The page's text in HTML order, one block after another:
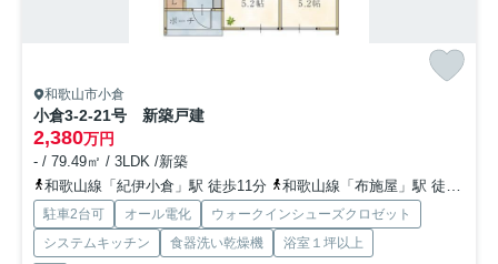
和歌山市小倉
小倉3-2-21号 新築戸建
2,380万円
- / 79.49㎡ / 3LDK /新築
和歌山線「紀伊小倉」駅 徒歩11分
和歌山線「布施屋」駅 徒歩32分
駐車2台可 オール電化
ウォークインシューズクロゼット
システムキッチン
食器洗い乾燥機
浴室１坪以上